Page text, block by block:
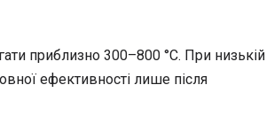
приблизно 300–800 °C. При низькій
ефективності лише після